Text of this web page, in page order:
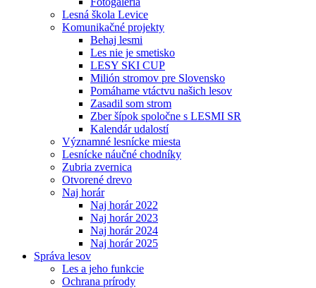
Lesná škola Levice
Komunikačné projekty
Behaj lesmi
Les nie je smetisko
LESY SKI CUP
Milión stromov pre Slovensko
Pomáhame vtáctvu našich lesov
Zasadil som strom
Zber šípok spoločne s LESMI SR
Kalendár udalostí
Významné lesnícke miesta
Lesnícke náučné chodníky
Zubria zvernica
Otvorené drevo
Naj horár
Naj horár 2022
Naj horár 2023
Naj horár 2024
Naj horár 2025
Správa lesov
Les a jeho funkcie
Ochrana prírody